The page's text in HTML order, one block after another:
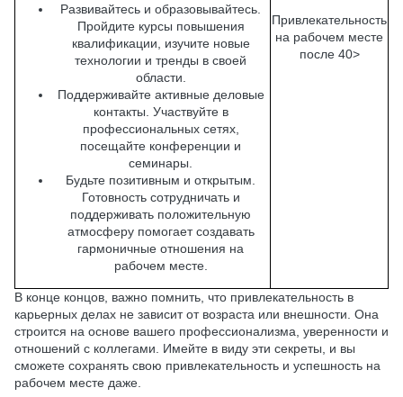
Развивайтесь и образовывайтесь.
Пройдите курсы повышения
квалификации, изучите новые
технологии и тренды в своей
области.
Поддерживайте активные деловые
контакты. Участвуйте в
профессиональных сетях,
посещайте конференции и
семинары.
Будьте позитивным и открытым.
Готовность сотрудничать и
поддерживать положительную
атмосферу помогает создавать
гармоничные отношения на
рабочем месте.
Привлекательность
на рабочем месте
после 40>
В конце концов, важно помнить, что привлекательность в
карьерных делах не зависит от возраста или внешности. Она
строится на основе вашего профессионализма, уверенности и
отношений с коллегами. Имейте в виду эти секреты, и вы
сможете сохранять свою привлекательность и успешность на
рабочем месте даже.